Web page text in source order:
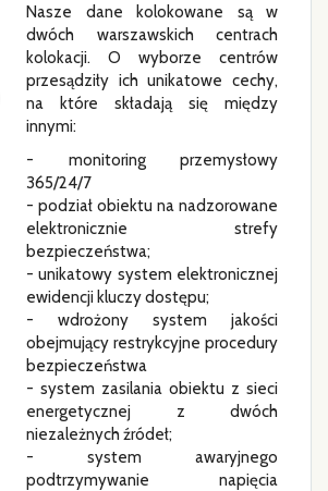
Nasze dane kolokowane są w
dwóch warszawskich centrach
kolokacji. O wyborze centrów
przesądziły ich unikatowe cechy,
na które składają się między
innymi:
- monitoring przemysłowy
365/24/7
- podział obiektu na nadzorowane
elektronicznie strefy
bezpieczeństwa;
- unikatowy system elektronicznej
ewidencji kluczy dostępu;
- wdrożony system jakości
obejmujący restrykcyjne procedury
bezpieczeństwa
- system zasilania obiektu z sieci
energetycznej z dwóch
niezależnych źródeł;
- system awaryjnego
podtrzymywanie napięcia